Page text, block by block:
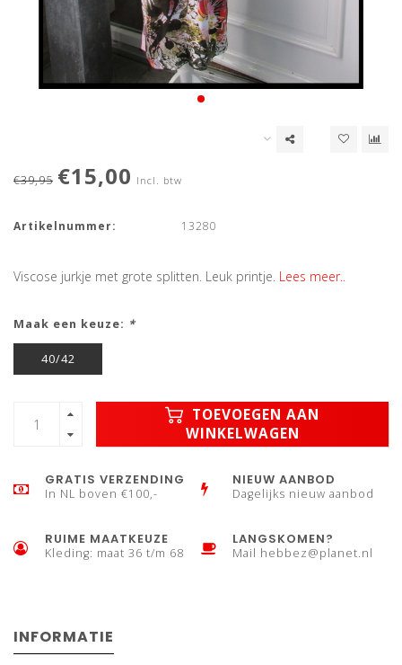
€39,95 €15,00 Incl. btw
Artikelnummer: 13280
Viscose jurkje met grote splitten. Leuk printje. Lees meer..
Maak een keuze: *
40/42
TOEVOEGEN AAN
WINKELWAGEN
GRATIS VERZENDING
In NL boven €100,-
NIEUW AANBOD
Dagelijks nieuw aanbod
RUIME MAATKEUZE
Kleding: maat 36 t/m 68
LANGSKOMEN?
Mail hebbez@planet.nl
INFORMATIE